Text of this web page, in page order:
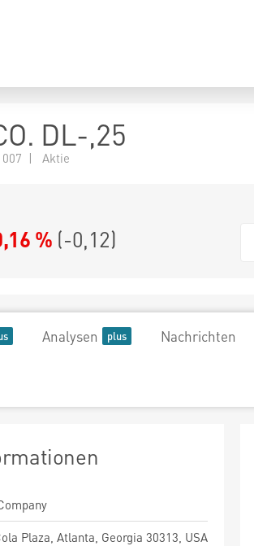
DL-,25
| Aktie
% (-0,12)
Analysen Nachrichten
Plaza, Atlanta, Georgia 30313, USA